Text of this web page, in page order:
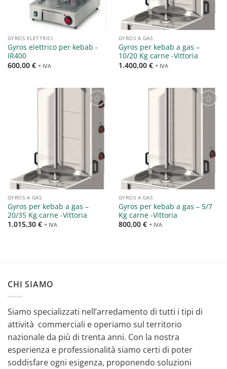
GYROS ELETTRICI
Gyros elettrico per kebab -
IR400
600,00 € + IVA
GYROS A GAS
Gyros per kebab a gas –
10/20 Kg carne -Vittoria
1.400,00 € + IVA
Aggiungi
alla lista
desideri
GYROS A GAS
Gyros per kebab a gas –
20/35 Kg carne -Vittoria
1.015,30 € + IVA
desideri
GYROS A GAS
Gyros per kebab a gas – 5/7
Kg carne -Vittoria
800,00 € + IVA
CHI SIAMO
Siamo specializzati nell’arredamento di tutti i tipi di
attività commerciali e operiamo sul territorio
nazionale da più di trenta anni. Con la nostra
esperienza e professionalità siamo certi di poter
soddisfare ogni esigenza, proponendo soluzioni